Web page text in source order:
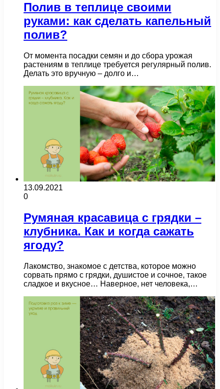
Полив в теплице своими
руками: как сделать капельный
полив?
От момента посадки семян и до сбора урожая
растениям в теплице требуется регулярный полив.
Делать это вручную – долго и…
13.09.2021
0
Румяная красавица с грядки –
клубника. Как и когда сажать
ягоду?
Лакомство, знакомое с детства, которое можно
сорвать прямо с грядки, душистое и сочное, такое
сладкое и вкусное… Наверное, нет человека,…